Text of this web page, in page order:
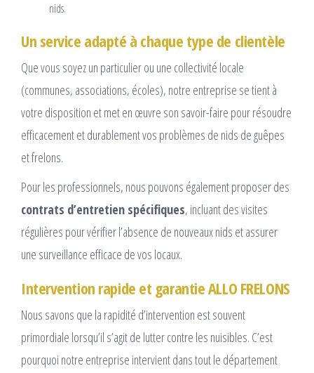
nids.
Un service adapté à chaque type de clientèle
Que vous soyez un particulier ou une collectivité locale
(communes, associations, écoles), notre entreprise se tient à
votre disposition et met en œuvre son savoir-faire pour résoudre
efficacement et durablement vos problèmes de nids de guêpes
et frelons.
Pour les professionnels, nous pouvons également proposer des
contrats d’entretien spécifiques, incluant des visites
régulières pour vérifier l’absence de nouveaux nids et assurer
une surveillance efficace de vos locaux.
Intervention rapide et garantie ALLO FRELONS
Nous savons que la rapidité d’intervention est souvent
primordiale lorsqu’il s’agit de lutter contre les nuisibles. C’est
pourquoi notre entreprise intervient dans tout le département